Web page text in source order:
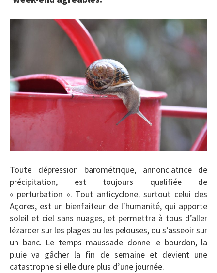
Toute dépression barométrique, annonciatrice de
précipitation, est toujours qualifiée de
« perturbation ». Tout anticyclone, surtout celui des
Açores, est un bienfaiteur de l’humanité, qui apporte
soleil et ciel sans nuages, et permettra à tous d’aller
lézarder sur les plages ou les pelouses, ou s’asseoir sur
un banc. Le temps maussade donne le bourdon, la
pluie va gâcher la fin de semaine et devient une
catastrophe si elle dure plus d’une journée.